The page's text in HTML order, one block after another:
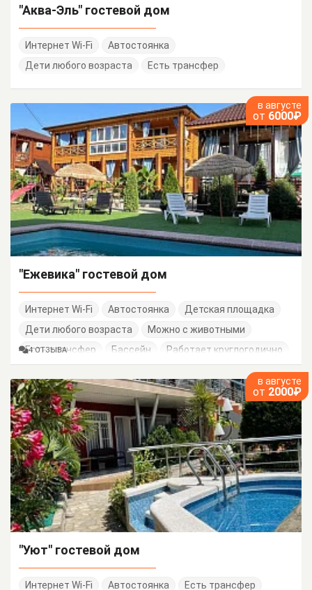
"Аква-Эль" гостевой дом
Интернет Wi-Fi
Автостоянка
Дети любого возраста
Есть трансфер
в августе
от 6000₽
"Ежевика" гостевой дом
Интернет Wi-Fi Автостоянка
Детская площадка
Дети любого возраста
Можно с животными
Есть трансфер
Бассейн Работает круглогодично
4 ОТЗЫВА
в августе
от 2000₽
"Уют" гостевой дом
Интернет Wi-Fi Автостоянка Есть трансфер